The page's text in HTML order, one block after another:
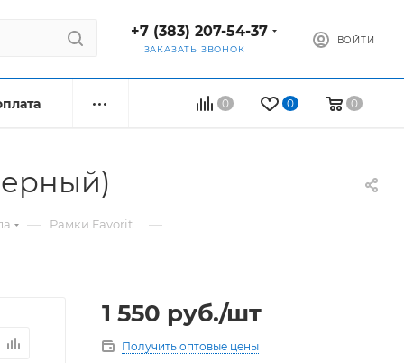
+7 (383) 207-54-37
ЗАКАЗАТЬ ЗВОНОК
ВОЙТИ
0 0 0
— Рамки Favorit —
1 550 руб./шт
Получить оптовые цены